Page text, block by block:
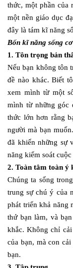
thức, một phần của
một nền giáo dục
đây là tám kĩ năng
Bốn kĩ năng sống
1. Tôn trọng bản
Nếu bạn không tôn
đề nào khác. Biết
xem mình từ một
mình từ những góc
thức lớn hơn rằng
người mà bạn
đã khiến những sự
năng kiểm soát
2. Toàn tâm toàn ý
Chúng ta sống
trung sự chú ý của
phát triển khả năng
thứ bạn làm, và
khắc. Không chỉ
của bạn, mà con
bạn.